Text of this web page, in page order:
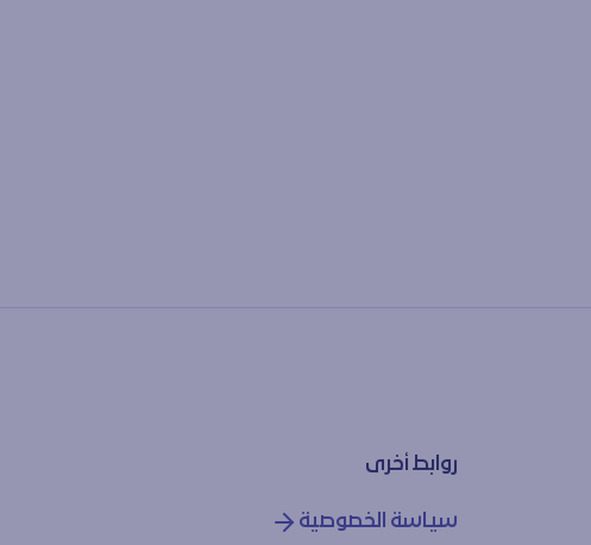
روابط أخرى
سياسة الخصوصية